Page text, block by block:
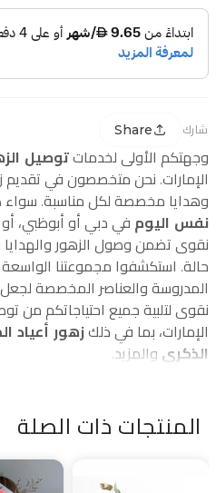
شارك Share
وجهتكم الأولى لخدمات توصيل
الإمارات. نحن متخصصون في تقديم
وهدايا مخصصة لكل مناسبة. سواء
نفس اليوم في دبي أو أبوظبي،
نقوى تضمن وصول الزهور
حالة. استكشفوا مجموعتنا الواسعة
المدروسة والعناصر المخصصة
نقوى لتلبية جميع احتياجاتكم من
الإمارات، بما في ذلك زهور أعياد
الذكرى والمزيد.
المنتجات ذات الصلة